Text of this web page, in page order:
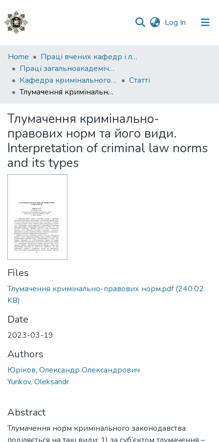
Log In (current)
Communities
&
Collections
All of DSpace
Statistics
Home
Праці вчених кафедр і лабораторій
Праці загальноакадемічних кафедр
Кафедра кримінального права
Статті
Тлумачення кримінально-правових норм та його види. Interpretation of criminal law norms and its types
Тлумачення кримінально-
правових норм та його види.
Interpretation of criminal law norms
and its types
Files
Тлумачення кримінально-правових норм.pdf(240.02
KB)
Date
2023-03-19
Authors
Юріков, Олександр Олександрович
Yurikov, Oleksandr
Abstract
Тлумачення норм кримінального законодавства